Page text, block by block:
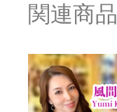
関連商品